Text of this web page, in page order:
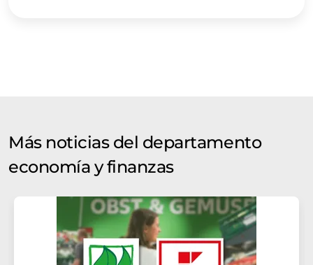
Más noticias del departamento
economía y finanzas